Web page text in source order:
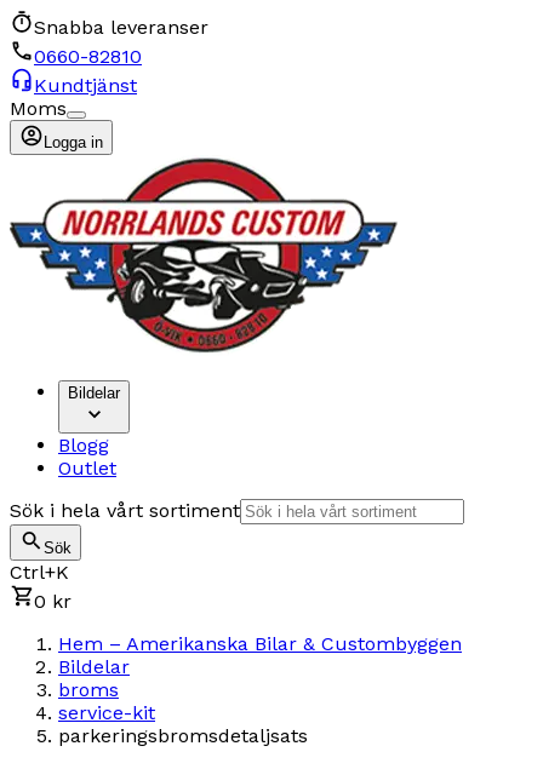
Snabba leveranser
0660-82810
Kundtjänst
Moms
Logga in
Bildelar
Blogg
Outlet
Sök i hela vårt sortiment
Sök
Ctrl+K
0 kr
Hem – Amerikanska Bilar & Custombyggen
Bildelar
broms
service-kit
parkeringsbromsdetaljsats